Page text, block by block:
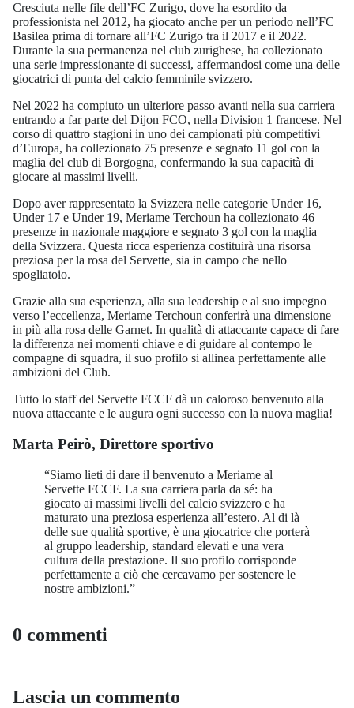
Cresciuta nelle file dell’FC Zurigo, dove ha esordito da
professionista nel 2012, ha giocato anche per un periodo nell’FC
Basilea prima di tornare all’FC Zurigo tra il 2017 e il 2022.
Durante la sua permanenza nel club zurighese, ha collezionato
una serie impressionante di successi, affermandosi come una delle
giocatrici di punta del calcio femminile svizzero.
Nel 2022 ha compiuto un ulteriore passo avanti nella sua carriera
entrando a far parte del Dijon FCO, nella Division 1 francese. Nel
corso di quattro stagioni in uno dei campionati più competitivi
d’Europa, ha collezionato 75 presenze e segnato 11 gol con la
maglia del club di Borgogna, confermando la sua capacità di
giocare ai massimi livelli.
Dopo aver rappresentato la Svizzera nelle categorie Under 16,
Under 17 e Under 19, Meriame Terchoun ha collezionato 46
presenze in nazionale maggiore e segnato 3 gol con la maglia
della Svizzera. Questa ricca esperienza costituirà una risorsa
preziosa per la rosa del Servette, sia in campo che nello
spogliatoio.
Grazie alla sua esperienza, alla sua leadership e al suo impegno
verso l’eccellenza, Meriame Terchoun conferirà una dimensione
in più alla rosa delle Garnet. In qualità di attaccante capace di fare
la differenza nei momenti chiave e di guidare al contempo le
compagne di squadra, il suo profilo si allinea perfettamente alle
ambizioni del Club.
Tutto lo staff del Servette FCCF dà un caloroso benvenuto alla
nuova attaccante e le augura ogni successo con la nuova maglia!
Marta Peirò, Direttore sportivo
“Siamo lieti di dare il benvenuto a Meriame al
Servette FCCF. La sua carriera parla da sé: ha
giocato ai massimi livelli del calcio svizzero e ha
maturato una preziosa esperienza all’estero. Al di là
delle sue qualità sportive, è una giocatrice che porterà
al gruppo leadership, standard elevati e una vera
cultura della prestazione. Il suo profilo corrisponde
perfettamente a ciò che cercavamo per sostenere le
nostre ambizioni.”
0 commenti
Lascia un commento